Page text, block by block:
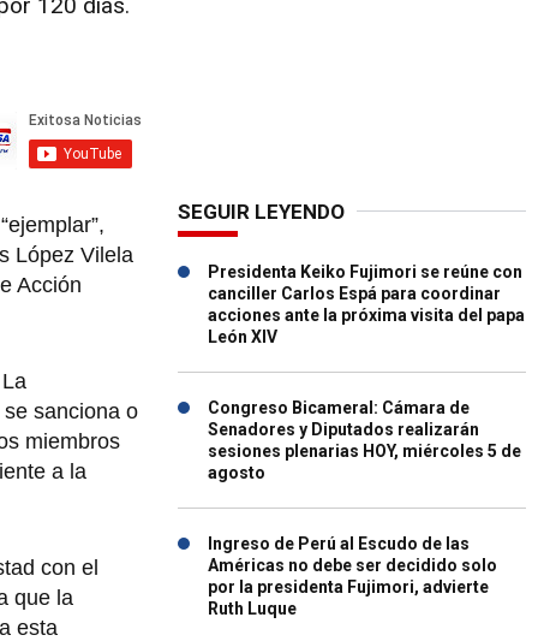
López Vilela
Acción
sanciona o
miembros
a la
con el
que la
esta
SEGUIR LEYENDO
Presidenta Keiko Fujimori se reúne con
canciller Carlos Espá para coordinar
acciones ante la próxima visita del papa
León XIV
Congreso Bicameral: Cámara de
Senadores y Diputados realizarán
sesiones plenarias HOY, miércoles 5 de
agosto
Ingreso de Perú al Escudo de las
Américas no debe ser decidido solo
por la presidenta Fujimori, advierte
Ruth Luque